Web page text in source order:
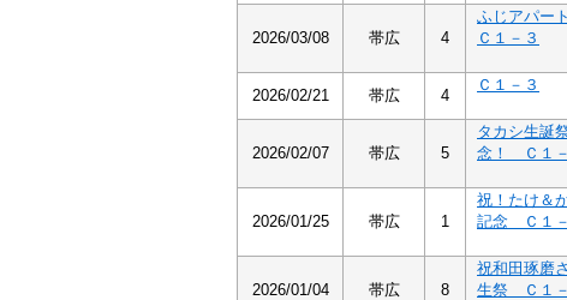
2026/03/08 帯広 4
ふじアパー
Ｃ１－３
2026/02/21 帯広 4
Ｃ１－３
2026/02/07 帯広 5
タカシ生誕
念！ Ｃ１
2026/01/25 帯広 1
祝！たけ＆
記念 Ｃ１
2026/01/04 帯広 8
祝和田琢磨
生祭 Ｃ１